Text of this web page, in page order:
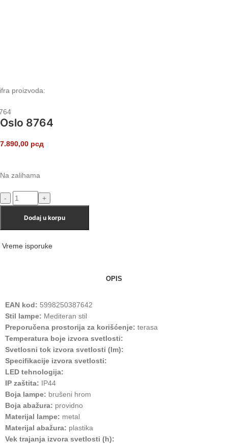
proizvoda:
Oslo 8764
7.890,00 рсд
Na zalihama
Dodaj u korpu
Vreme isporuke
OPIS
EAN kod: 5998250387642
Stil lampe: Mediteran stil
Preporučena prostorija za korišćenje: terasa
Temperatura boje izvora svetlosti:
Svetlosni tok izvora svetlosti (lm):
Specifikacije izvora svetlosti:
LED tehnologija:
IP zaštita: IP44
Boja lampe: brušeni hrom
Boja abažura: providno
Materijal lampe: metal
Materijal abažura: plastika
Vek trajanja izvora svetlosti (h):